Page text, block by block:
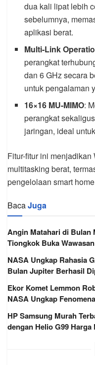
dua kali lipat lebih
sebelumnya,
aplikasi berat.
Multi-Link
perangkat
dan 6 GHz secara
untuk pengalaman
16×16 MU-MIMO:
perangkat
jaringan, ideal
Fitur-fitur ini
multitasking berat,
pengelolaan smart
BacaJuga
Angin Matahari di Bulan
Tiongkok Buka
NASA Ungkap Rahasia
Bulan Jupiter Berhasil
Ekor Komet Lemmon
NASA Ungkap
HP Samsung Murah
dengan Helio G99